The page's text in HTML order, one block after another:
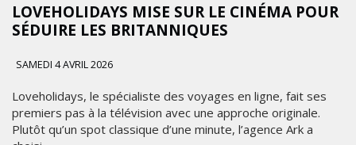
LOVEHOLIDAYS MISE SUR LE CINÉMA POUR
SÉDUIRE LES BRITANNIQUES
SAMEDI 4 AVRIL 2026
Loveholidays, le spécialiste des voyages en ligne, fait ses
premiers pas à la télévision avec une approche originale.
Plutôt qu’un spot classique d’une minute, l’agence Ark a